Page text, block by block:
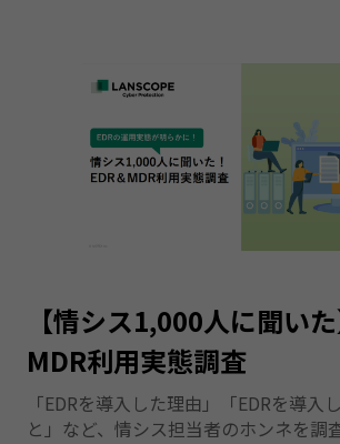
【情シス1,000人に聞い
MDR利用実態調査
「EDRを導入した理由」「EDRを導入
と」など、情シス担当者のホンネを調